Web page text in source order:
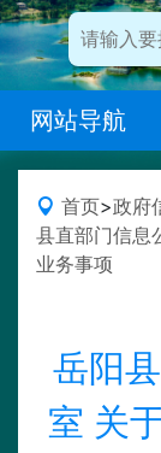
网站导航
首页>政府
县直部门信息
业务事项
岳阳
室 关